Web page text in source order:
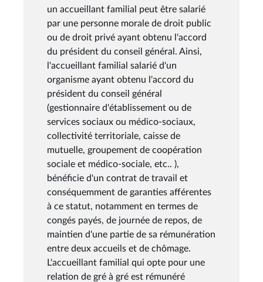
un accueillant familial peut être salarié
par une personne morale de droit public
ou de droit privé ayant obtenu l'accord
du président du conseil général. Ainsi,
l'accueillant familial salarié d'un
organisme ayant obtenu l'accord du
président du conseil général
(gestionnaire d'établissement ou de
services sociaux ou médico-sociaux,
collectivité territoriale, caisse de
mutuelle, groupement de coopération
sociale et médico-sociale, etc.. ),
bénéficie d'un contrat de travail et
conséquemment de garanties afférentes
à ce statut, notamment en termes de
congés payés, de journée de repos, de
maintien d'une partie de sa rémunération
entre deux accueils et de chômage.
L'accueillant familial qui opte pour une
relation de gré à gré est rémunéré